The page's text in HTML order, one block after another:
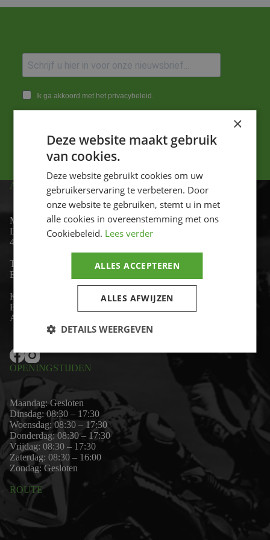
Ik ga akkoord met het privacybeleid.
ADRES
Motor-id
De Lind 17
4841 KC Prinsenbeek
Telefoon:
+31 (0)76 - 54 11 888
Email:
K.v.K: 80530338
B.T.W-nummer: NL861703947B01
Algemene voorwaarden
OPENINGSTIJDEN
Maandag: Gesloten
Dinsdag: 08:30 – 17:30
Woensdag: 08:30 – 17:30
Donderdag: 08:30 – 17:30
Vrijdag: 08:30 – 17:30
Zaterdag: 08:30 – 16:00
Zondag: Gesloten
ROUTE
×
Deze website maakt gebruik
van cookies.
Deze website gebruikt cookies om uw
gebruikerservaring te verbeteren. Door
onze website te gebruiken, stemt u in met
alle cookies in overeenstemming met ons
Cookiebeleid. Lees verder
ALLES ACCEPTEREN
ALLES AFWIJZEN
DETAILS WEERGEVEN